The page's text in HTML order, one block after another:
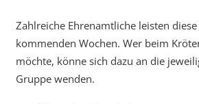
Zahlreiche Ehrenamtliche leisten
kommenden Wochen. Wer beim
möchte, könne sich dazu an die
Gruppe wenden.